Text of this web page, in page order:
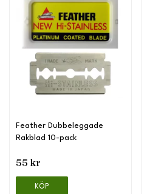
Feather Dubbeleggade
Rakblad 10-pack
55 kr
KÖP